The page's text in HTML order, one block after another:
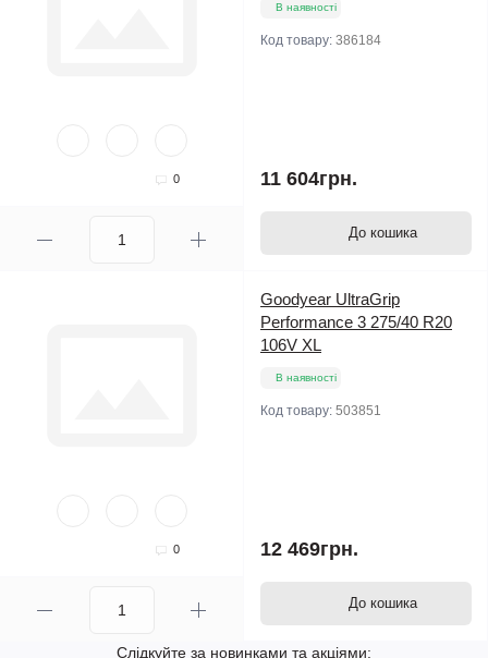
0
В наявності
Код товару: 386184
11 604грн.
До кошика
0
Goodyear UltraGrip
Performance 3 275/40 R20
106V XL
В наявності
Код товару: 503851
12 469грн.
До кошика
Слідкуйте за новинками та акціями: